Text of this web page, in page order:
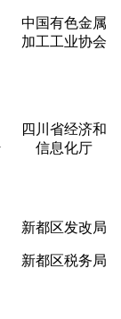
中国有色金属
加工工业协会
四川省经济和
信息化厅
新都区发改局
新都区税务局